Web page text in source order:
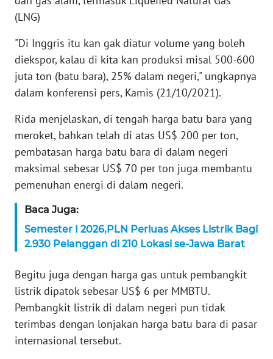
(LNG)
"Di Inggris itu kan gak diatur volume yang boleh
diekspor, kalau di kita kan produksi misal 500-600
juta ton (batu bara), 25% dalam negeri," ungkapnya
dalam konferensi pers, Kamis (21/10/2021).
Rida menjelaskan, di tengah harga batu bara yang
meroket, bahkan telah di atas US$ 200 per ton,
pembatasan harga batu bara di dalam negeri
maksimal sebesar US$ 70 per ton juga membantu
pemenuhan energi di dalam negeri.
Baca Juga:
Semester I 2026,PLN Perluas Akses Listrik Bagi
2.930 Pelanggan di 210 Lokasi se-Jawa Barat
Begitu juga dengan harga gas untuk pembangkit
listrik dipatok sebesar US$ 6 per MMBTU.
Pembangkit listrik di dalam negeri pun tidak
terimbas dengan lonjakan harga batu bara di pasar
internasional tersebut.
WN
BANTEN
WN
KEPRI
WN
PAPUA
WN
WN
SERAMBI
WN